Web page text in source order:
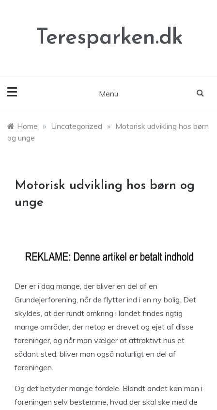
Teresparken.dk
Menu
Home » Uncategorized » Motorisk udvikling hos børn
og unge
Motorisk udvikling hos børn og
unge
Der er i dag mange, der bliver en del af en
Grundejerforening, når de flytter ind i en ny bolig. Det
skyldes, at der rundt omkring i landet findes rigtig
mange områder, der netop er drevet og ejet af disse
foreninger, og når man vælger at attraktivt hus et
sådant sted, bliver man også naturligt en del af
foreningen.
Og det betyder mange fordele. Blandt andet kan man i
foreningen selv bestemme, hvad der skal ske med de